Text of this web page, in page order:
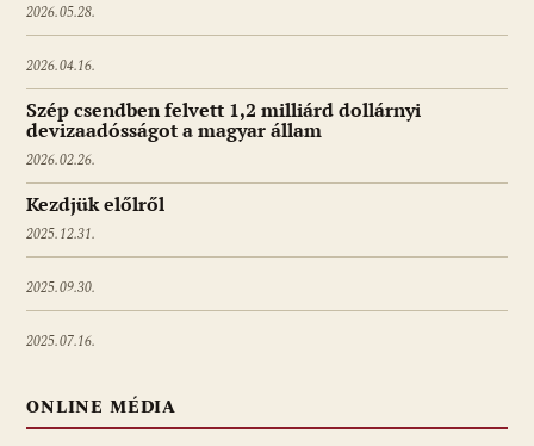
2026.05.28.
2026.04.16.
Szép csendben felvett 1,2 milliárd dollárnyi
devizaadósságot a magyar állam
2026.02.26.
Kezdjük előlről
2025.12.31.
2025.09.30.
2025.07.16.
ONLINE MÉDIA